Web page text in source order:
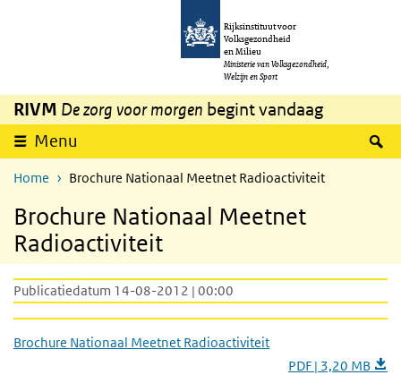
Overslaan en naar de inhoud gaan
Rijksinstituut voor
Volksgezondheid
en Milieu
Ministerie van Volksgezondheid,
Welzijn en Sport
RIVM De zorg voor morgen begint vandaag
Menu
Home Brochure Nationaal Meetnet Radioactiviteit
Brochure Nationaal Meetnet
Radioactiviteit
Publicatiedatum 14-08-2012 | 00:00
Brochure Nationaal Meetnet Radioactiviteit
PDF | 3,20 MB